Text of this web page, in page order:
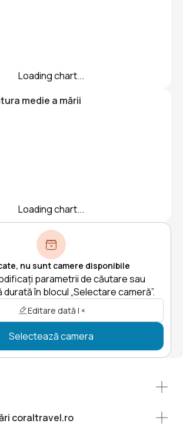
Loading chart...
medie a mării
Loading chart...
nu sunt camere disponibile
parametrii de căutare sau
în blocul „Selectare cameră”.
Editare dată | ×
Selectează camera
coraltravel.ro